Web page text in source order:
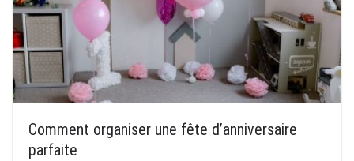
Comment organiser une fête d’anniversaire
parfaite